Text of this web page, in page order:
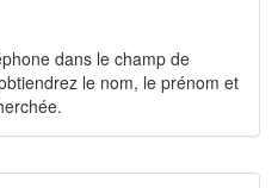
dans le champ de
le nom, le prénom et